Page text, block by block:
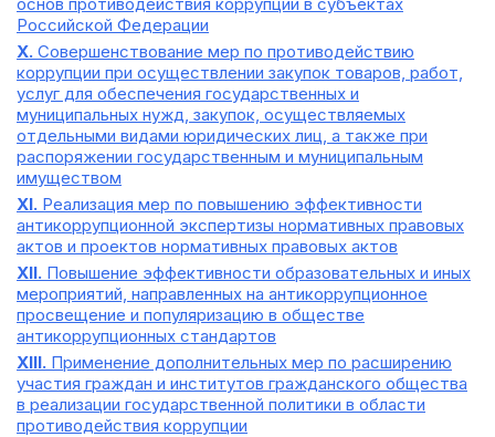
Российской Федерации
X. Совершенствование мер по противодействию
коррупции при осуществлении закупок товаров, работ,
услуг для обеспечения государственных и
муниципальных нужд, закупок, осуществляемых
отдельными видами юридических лиц, а также при
распоряжении государственным и муниципальным
имуществом
XI. Реализация мер по повышению эффективности
антикоррупционной экспертизы нормативных правовых
актов и проектов нормативных правовых актов
XII. Повышение эффективности образовательных и иных
мероприятий, направленных на антикоррупционное
просвещение и популяризацию в обществе
антикоррупционных стандартов
XIII. Применение дополнительных мер по расширению
участия граждан и институтов гражданского общества
в реализации государственной политики в области
противодействия коррупции